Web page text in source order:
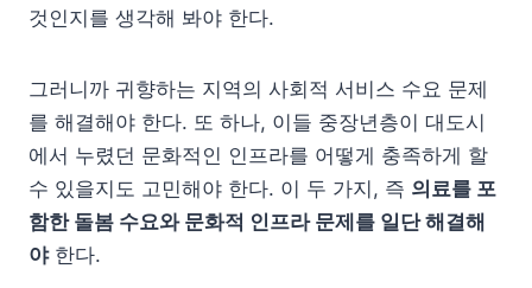
것인지를 생각해 봐야 한다.
그러니까 귀향하는 지역의 사회적 서비스 수요 문제
를 해결해야 한다. 또 하나, 이들 중장년층이 대도시
에서 누렸던 문화적인 인프라를 어떻게 충족하게 할
수 있을지도 고민해야 한다. 이 두 가지, 즉 의료를 포
함한 돌봄 수요와 문화적 인프라 문제를 일단 해결해
야한다.